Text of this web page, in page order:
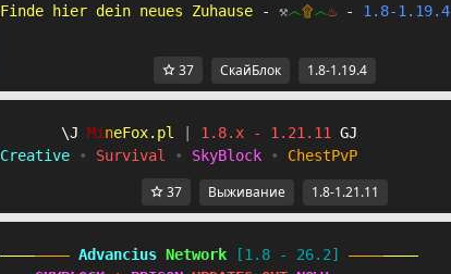
Finde hier dein neues Zuhause - ⚒෴۩෴♨ - 1.8-1.19.4
37 СкайБлок 1.8-1.19.4
_H Mi neFox. pl 1.8.x - 1.21.11 ZJ
Creative
• Survival • SkyBlock • ChestPvP
37 Выживание 1.8-1.21.11
Advancius Network
[1.8 - 26.2]